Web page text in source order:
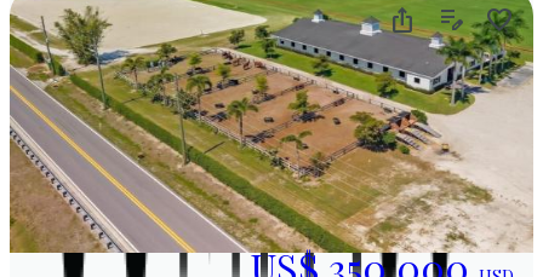
US$ 350,000